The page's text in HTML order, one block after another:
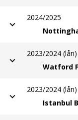
2024/2025
2023/2024 (lån)
Watford
2023/2024 (lån)
Istanbul